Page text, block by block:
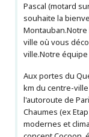
Pascal (motard
souhaite la
ville où vous
ville.Notre
Aux portes du
km du centre-
l'autoroute de
Chaumes (ex
modernes et